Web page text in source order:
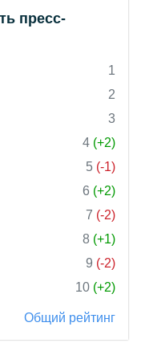
пресс-
1
2
3
4 (+2)
5 (-1)
6 (+2)
7 (-2)
8 (+1)
9 (-2)
10 (+2)
Общий рейтинг